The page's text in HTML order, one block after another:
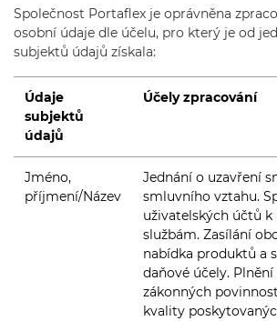
Společnost Portaflex je oprávněna
osobní údaje dle účelu, pro který je od
subjektů údajů získala:
Údaje
subjektů
údajů
Účely zpracování
Jméno,
příjmení/Název
Jednání o uzavření
smluvního vztahu.
uživatelských účtů
službám. Zasílání
nabídka produktů a
daňové účely.
zákonných
kvality